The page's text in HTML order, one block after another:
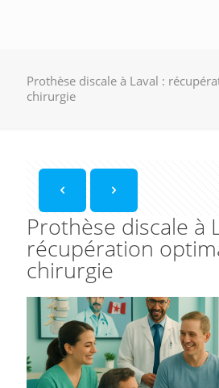
Prothèse discale à Laval :
chirurgie
Prothèse discale à
récupération
chirurgie